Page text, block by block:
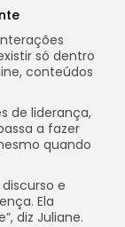
só dentro
conteúdos
de liderança,
a fazer
quando
e
Ela
diz Juliane.